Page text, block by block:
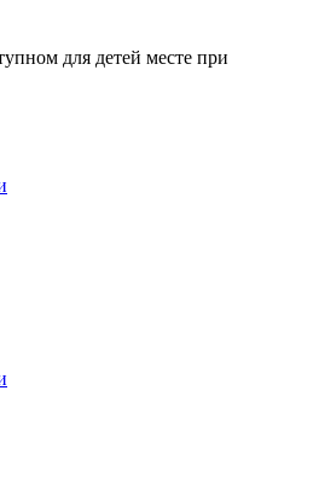
для детей месте при